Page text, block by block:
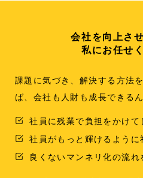
会社を向上さ
私にお任せ
課題に気づき、解決する方法
ば、会社も人財も成長できるん
社員に残業で負担をかけ
社員がもっと輝けるように
良くないマンネリ化の流れ